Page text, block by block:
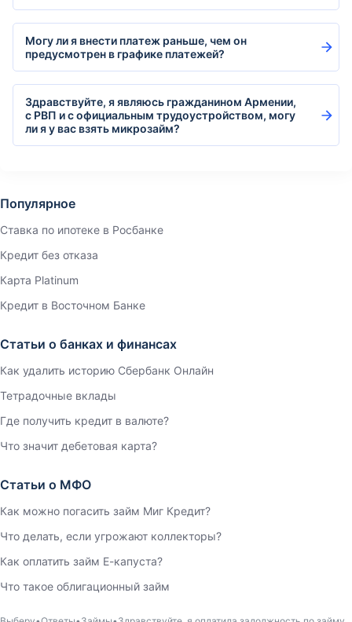
Могу ли я внести платеж раньше, чем он
предусмотрен в графике платежей?
Здравствуйте, я являюсь гражданином Армении,
с РВП и с официальным трудоустройством, могу
ли я у вас взять микрозайм?
Популярное
Ставка по ипотеке в Росбанке
Кредит без отказа
Карта Platinum
Кредит в Восточном Банке
Статьи о банках и финансах
Как удалить историю Сбербанк Онлайн
Тетрадочные вклады
Где получить кредит в валюте?
Что значит дебетовая карта?
Статьи о МФО
Как можно погасить займ Миг Кредит?
Что делать, если угрожают коллекторы?
Как оплатить займ Е-капуста?
Что такое облигационный займ